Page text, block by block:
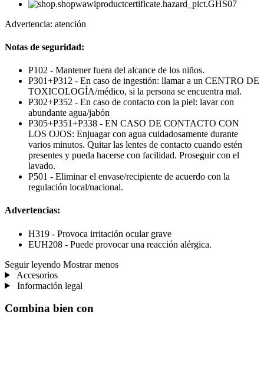
Advertencia: atención
Notas de seguridad:
P102 - Mantener fuera del alcance de los niños.
P301+P312 - En caso de ingestión: llamar a un CENTRO DE
TOXICOLOGÍA/médico, si la persona se encuentra mal.
P302+P352 - En caso de contacto con la piel: lavar con
abundante agua/jabón
P305+P351+P338 - EN CASO DE CONTACTO CON
LOS OJOS: Enjuagar con agua cuidadosamente durante
varios minutos. Quitar las lentes de contacto cuando estén
presentes y pueda hacerse con facilidad. Proseguir con el
lavado.
P501 - Eliminar el envase/recipiente de acuerdo con la
regulación local/nacional.
Advertencias:
H319 - Provoca irritación ocular grave
EUH208 - Puede provocar una reacción alérgica.
Seguir leyendo Mostrar menos
Accesorios
Información legal
Combina bien con